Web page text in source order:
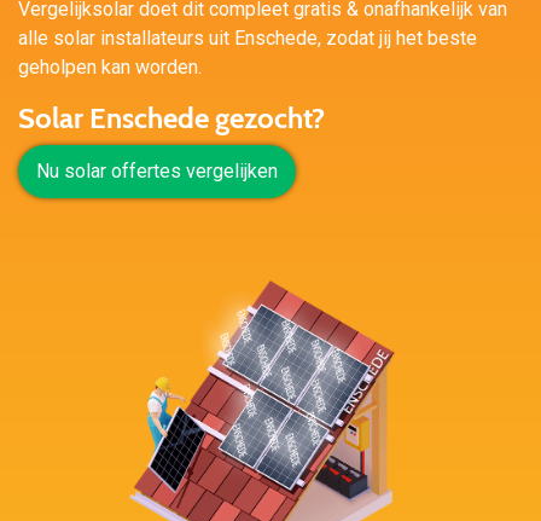
Vergelijksolar doet dit compleet gratis & onafhankelijk van
alle solar installateurs uit Enschede, zodat jij het beste
geholpen kan worden.
Solar Enschede gezocht?
Nu solar offertes vergelijken